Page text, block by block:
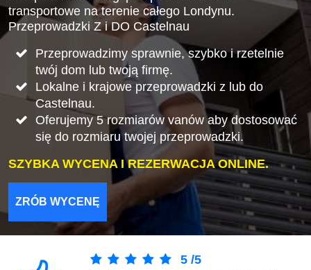
transportowe na terenie całego Londynu.
Przeprowadzki Z i DO Castelnau
Przeprowadzimy sprawnie, szybko i rzetelnie
twój dom lub twoją firmę.
Lokalne i krajowe przeprowadzki z lub do
Castelnau.
Oferujemy 5 rozmiarów vanów aby dostosować
się do rozmiaru twojej przeprowadzki.
SZYBKA WYCENA I REZERWACJA ONLINE.
ZRÓB WYCENĘ
5 /5